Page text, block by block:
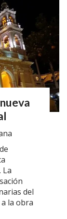
La
del
la obra